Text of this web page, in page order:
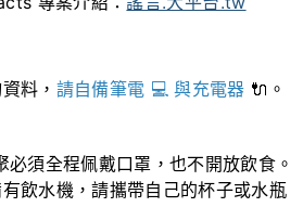
料， 請自備筆電 💻 與充電器 🔌。
須全程佩戴口罩，也不開放飲食。
飲水機，請攜帶自己的杯子或水瓶